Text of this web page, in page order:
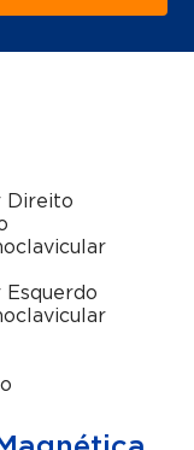
Direito
Esquerdo